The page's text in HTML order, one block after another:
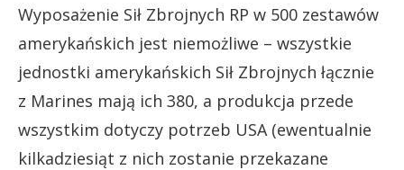
Wyposażenie Sił Zbrojnych RP w 500 zestawów
amerykańskich jest niemożliwe – wszystkie
jednostki amerykańskich Sił Zbrojnych łącznie
z Marines mają ich 380, a produkcja przede
wszystkim dotyczy potrzeb USA (ewentualnie
kilkadziesiąt z nich zostanie przekazane